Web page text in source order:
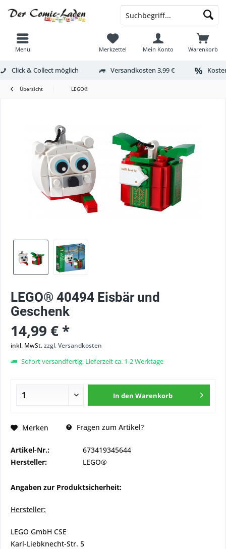
Menü Warenkorb
Merkzettel Mein Konto
Click & Collect möglich Versandkosten 3,99 €
Übersicht LEGO®
LEGO® 40494 Eisbär und
Geschenk
14,99 € *
inkl. MwSt.zzgl. Versandkosten
Sofort versandfertig, Lieferzeit ca. 1-2 Werktage
In den Warenkorb
Merken Fragen zum Artikel?
Artikel-Nr.:
673419345644
Hersteller:
LEGO®
Angaben zur Produktsicherheit:
Hersteller:
LEGO GmbH CSE
Karl-Liebknecht-Str. 5